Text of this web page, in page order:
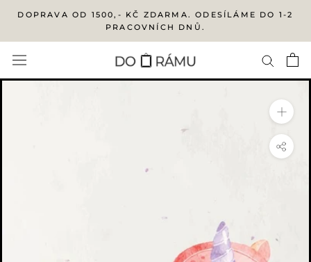
obsah
DOPRAVA OD 1500,- KČ ZDARMA. ODESÍLÁME DO 1-2
PRACOVNÍCH DNŮ.